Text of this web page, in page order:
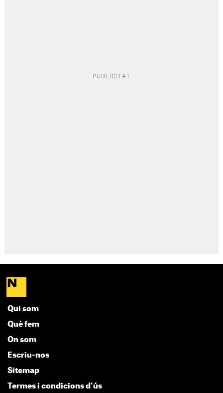
Qui som
Què fem
On som
Escriu-nos
Sitemap
Termes i condicions d'ús